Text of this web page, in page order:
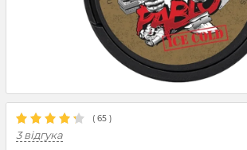
( 65 )
3 відгука